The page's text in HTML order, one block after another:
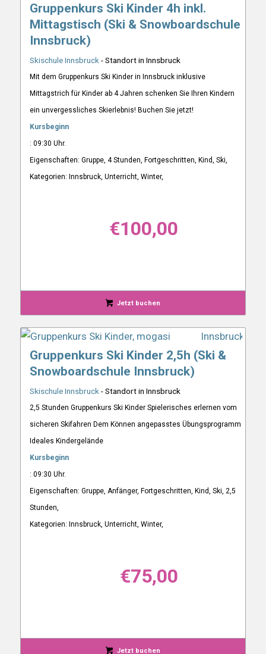
Gruppenkurs Ski Kinder 4h inkl.
Mittagstisch (Ski & Snowboardschule
Innsbruck)
Skischule Innsbruck - Standort in Innsbruck
Mit dem Gruppenkurs Ski Kinder in Innsbruck inklusive
Mittagstrich für Kinder ab 4 Jahren schenken Sie Ihren Kindern
ein unvergessliches Skierlebnis! Buchen Sie jetzt!
Kursbeginn
: 09:30 Uhr.
Eigenschaften: Gruppe, 4 Stunden, Fortgeschritten, Kind, Ski,
Kategorien: Innsbruck, Unterricht, Winter,
€100,00
Jetzt buchen
Gruppenkurs Ski Kinder 2,5h (Ski &
Snowboardschule Innsbruck)
Skischule Innsbruck - Standort in Innsbruck
2,5 Stunden Gruppenkurs Ski Kinder Spielerisches erlernen vom
sicheren Skifahren Dem Können angepasstes Übungsprogramm
Ideales Kindergelände
Kursbeginn
: 09:30 Uhr.
Eigenschaften: Gruppe, Anfänger, Fortgeschritten, Kind, Ski, 2,5
Stunden,
Kategorien: Innsbruck, Unterricht, Winter,
€75,00
Jetzt buchen